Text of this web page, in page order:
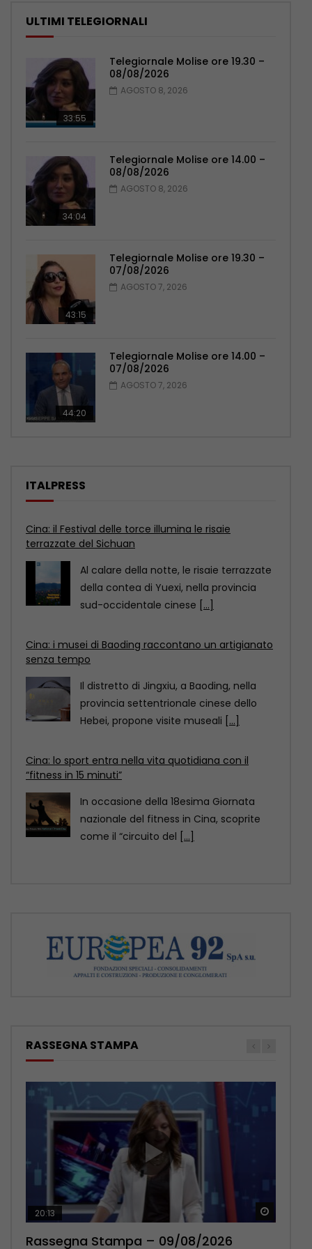
ULTIMI TELEGIORNALI
33:55
Telegiornale Molise ore 19.30 –
08/08/2026
AGOSTO 8, 2026
34:04
Telegiornale Molise ore 14.00 –
08/08/2026
AGOSTO 8, 2026
43:15
Telegiornale Molise ore 19.30 –
07/08/2026
AGOSTO 7, 2026
44:20
Telegiornale Molise ore 14.00 –
07/08/2026
AGOSTO 7, 2026
ITALPRESS
Cina: i musei di Baoding raccontano un artigianato
senza tempo
Il distretto di Jingxiu, a Baoding, nella
provincia settentrionale cinese dello
Hebei, propone visite museali
Cina: lo sport entra nella vita quotidiana con il
“fitness in 15 minuti”
In occasione della 18esima Giornata
nazionale del fitness in Cina, scoprite
come il “circuito del[...]
Cina: il Festival delle torce illumina le risaie
terrazzate del Sichuan
Al calare della notte, le risaie terrazzate
della contea di Yuexi, nella provincia
sud-occidentale cinese
RASSEGNA STAMPA
20:13
Rassegna Stampa – 09/08/2026
14:03
Rassegna Stampa – 08/08/2026